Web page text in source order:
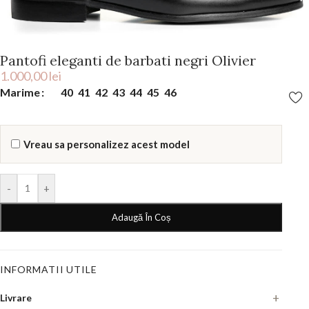
Pantofi eleganti de barbati negri Olivier
1.000,00lei
Marime 40 41 42 43 44 45 46
Vreau sa personalizez acest model
- +
Adaugă În Coș
INFORMATII UTILE
Livrare